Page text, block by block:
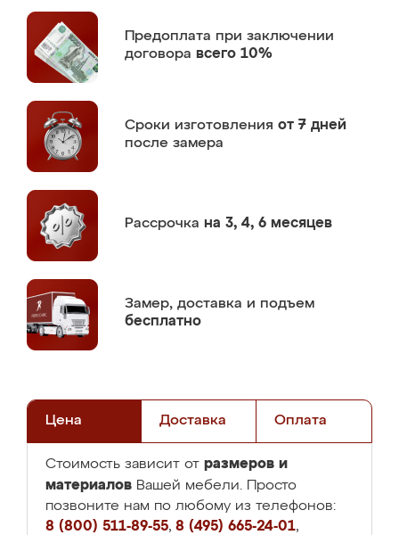
Предоплата при заключении
договора всего 10%
Сроки изготовления от 7 дней
после замера
Рассрочка на 3, 4, 6 месяцев
Замер, доставка и подъем
бесплатно
Цена Доставка Оплата
Стоимость зависит от размеров и
материалов Вашей мебели. Просто
позвоните нам по любому из телефонов:
8 (800) 511-89-55, 8 (495) 665-24-01,